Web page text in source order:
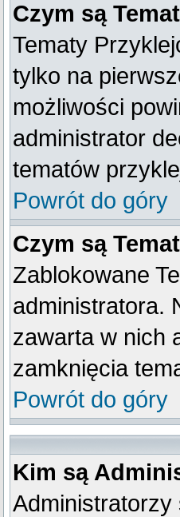
Czym są
Tematy
tylko na
możliwości
administrator
tematów
Powrót do góry
Czym są
Zablokowane
administratora.
zawarta w nich
zamknięcia
Powrót do góry
Kim są